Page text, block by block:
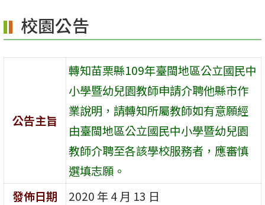
校園公告
公告主旨
轉知苗栗縣109年臺閩地區公立國民中
小學暨幼兒園教師申請介聘他縣市作
業說明，請轉知所屬教師如有意願經
由臺閩地區公立國民中小學暨幼兒園
教師介聘至各該學校服務者，應審慎
選填志願。
發佈日期
2020 年 4 月 13 日